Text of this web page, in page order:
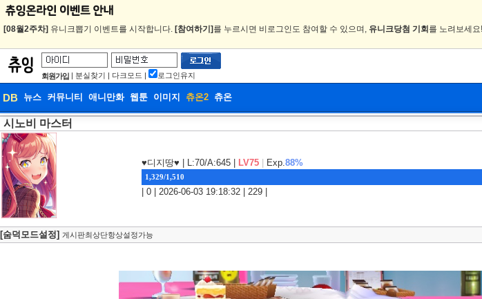
[08월2주차] 유니크뽑기 이벤트를 시작합니다. [참여하기] 를 누르시면 비로그인도 참여할 수 있으며, 유니크당첨 기회 를 노려보세요!
회원가입 | 분실찾기 | 다크모드 | 로그인유지
DB 뉴스 커뮤니티 애니만화 웹툰 이미지 츄온2 츄온
시노비 마스터
♥디지땅♥ | L:70/A:645 | LV75 Exp.88%
1,329/1,510
| 0 | 2026-06-03 19:18:32 | 229 |
[숨덕모드설정] 게시판최상단항상설정가능